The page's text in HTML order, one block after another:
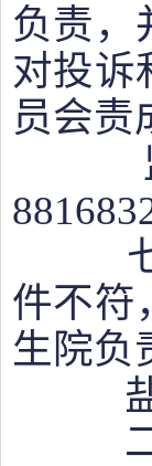
负责，
对投诉
员会责
监
七
件不符
生院负
盐
二